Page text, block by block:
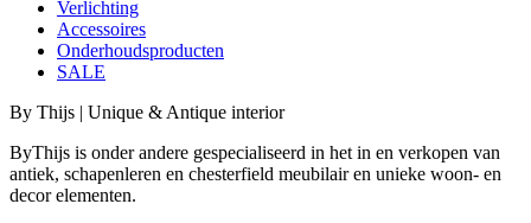
Verlichting
Accessoires
Onderhoudsproducten
SALE
By Thijs | Unique & Antique interior
ByThijs is onder andere gespecialiseerd in het in en verkopen van
antiek, schapenleren en chesterfield meubilair en unieke woon- en
decor elementen.